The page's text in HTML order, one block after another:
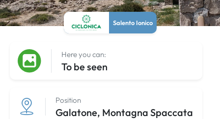
Salento Ionico
Here you can:
To be seen
Position
Galatone, Montagna Spaccata